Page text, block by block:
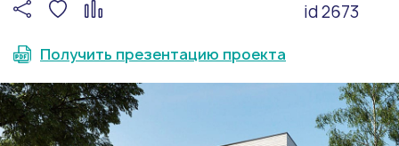
id 2673
Получить презентацию проекта